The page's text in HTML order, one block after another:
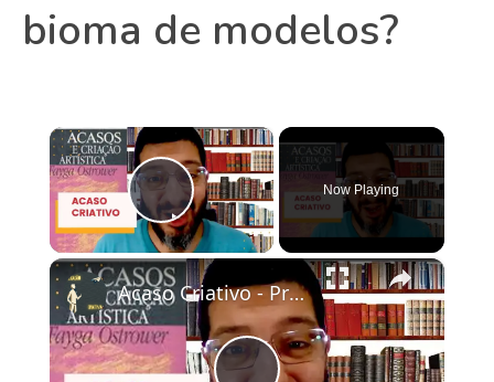
bioma de modelos?
×
Play Video
Now Playing
×
Acaso Criativo - Primeiro capitulo do livro Acasos e criação artística